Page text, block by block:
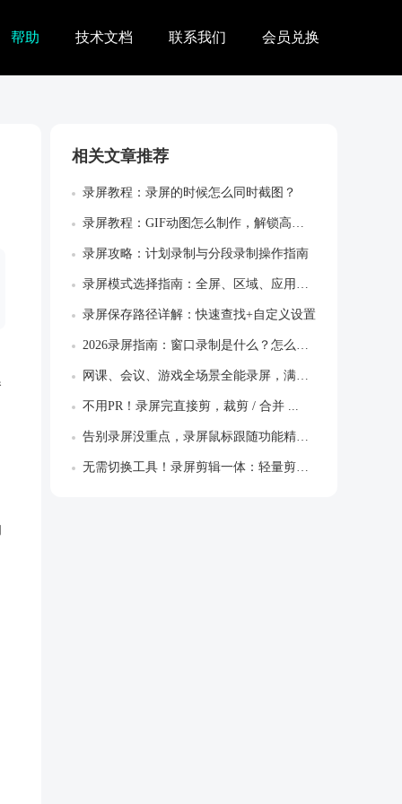
帮助 技术文档 联系我们 会员兑换
相关文章推荐
录屏教程：录屏的时候怎么同时截图？
录屏教程：GIF动图怎么制作，解锁高效创...
录屏攻略：计划录制与分段录制操作指南
录屏模式选择指南：全屏、区域、应用窗口怎...
录屏保存路径详解：快速查找+自定义设置
2026录屏指南：窗口录制是什么？怎么使...
网课、会议、游戏全场景全能录屏，满足所有...
不用PR！录屏完直接剪，裁剪 / 合并 ...
告别录屏没重点，录屏鼠标跟随功能精准聚焦...
无需切换工具！录屏剪辑一体：轻量剪辑+字...